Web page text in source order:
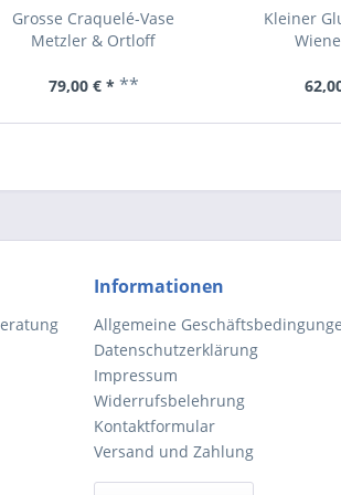
Grosse Craquelé-Vase
Metzler & Ortloff
79,00 € * **
Kleiner
Informationen
Allgemeine
Datenschutzerklärung
Impressum
Widerrufsbelehrung
Kontaktformular
Versand und Zahlung